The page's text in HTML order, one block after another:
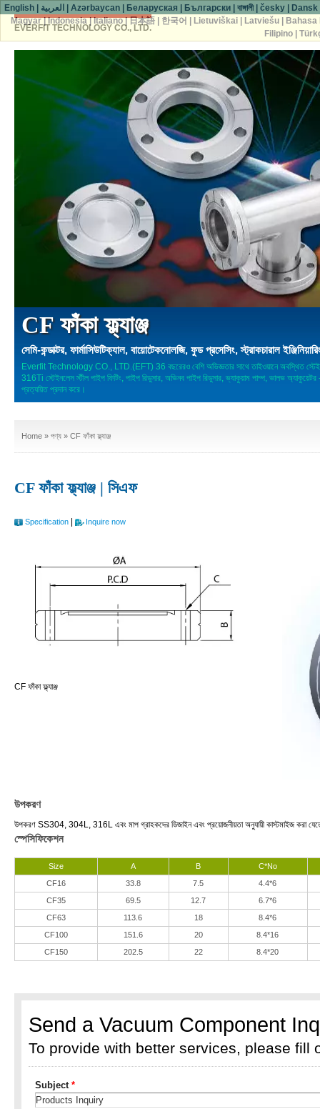
EVERFIT TECHNOLOGY CO., LTD.
CF ফাঁকা ফ্ল্যাঞ্জ
সেমি-কন্ডাক্টর, ফার্মাসিউটিক্যাল, বায়োটেকনোলজি, ফুড প্রসেসিং, স্ট্রাকচারাল
Everfit Technology CO., LTD.(EFT) 36 বছরেরও বেশি অভিজ্ঞতার সাথে তাইওয়ানে অবস্থিত
316Ti স্টেইনলেস স্টীল পাইপ ফিটিং, পাইপ রিডুসার, অভিনব পাইপ রিডুসার, ভ্যাকুয়াম পাম্প, ভালভ
প্রত্যয়িত প্রদান করে।
Home » পণ্য » CF ফাঁকা ফ্ল্যাঞ্জ
CF ফাঁকা ফ্ল্যাঞ্জ | সিএফ
Specification Inquire now
CF ফাঁকা ফ্ল্যাঞ্জ
উপকরণ
উপকরণ SS304, 304L, 316L এবং মাপ গ্রাহকদের ডিজাইন এবং প্রয়োজনীয়তা অনুযায়ী কাস্টমাইজ করা
স্পেসিফিকেশন
Size A B
C*No
CF16
33.8 7.5
4.4*6
CF35
69.5 12.7
6.7*6
CF63
113.6 18
8.4*6
CF100
151.6 20
8.4*16
CF150
202.5 22 8.4*20
English العربية |Azərbaycan Беларуская Български |বাঙ্গালী|česky Dansk
Magyar|Indonesia|Italiano|日本語| 한국어 Lietuviškai| Latviešu|
Bahasa
Filipino|